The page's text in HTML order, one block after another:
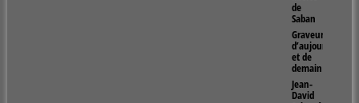
de
Saban
Graveur
d’aujourd’hui
et de
demain
Jean-
David